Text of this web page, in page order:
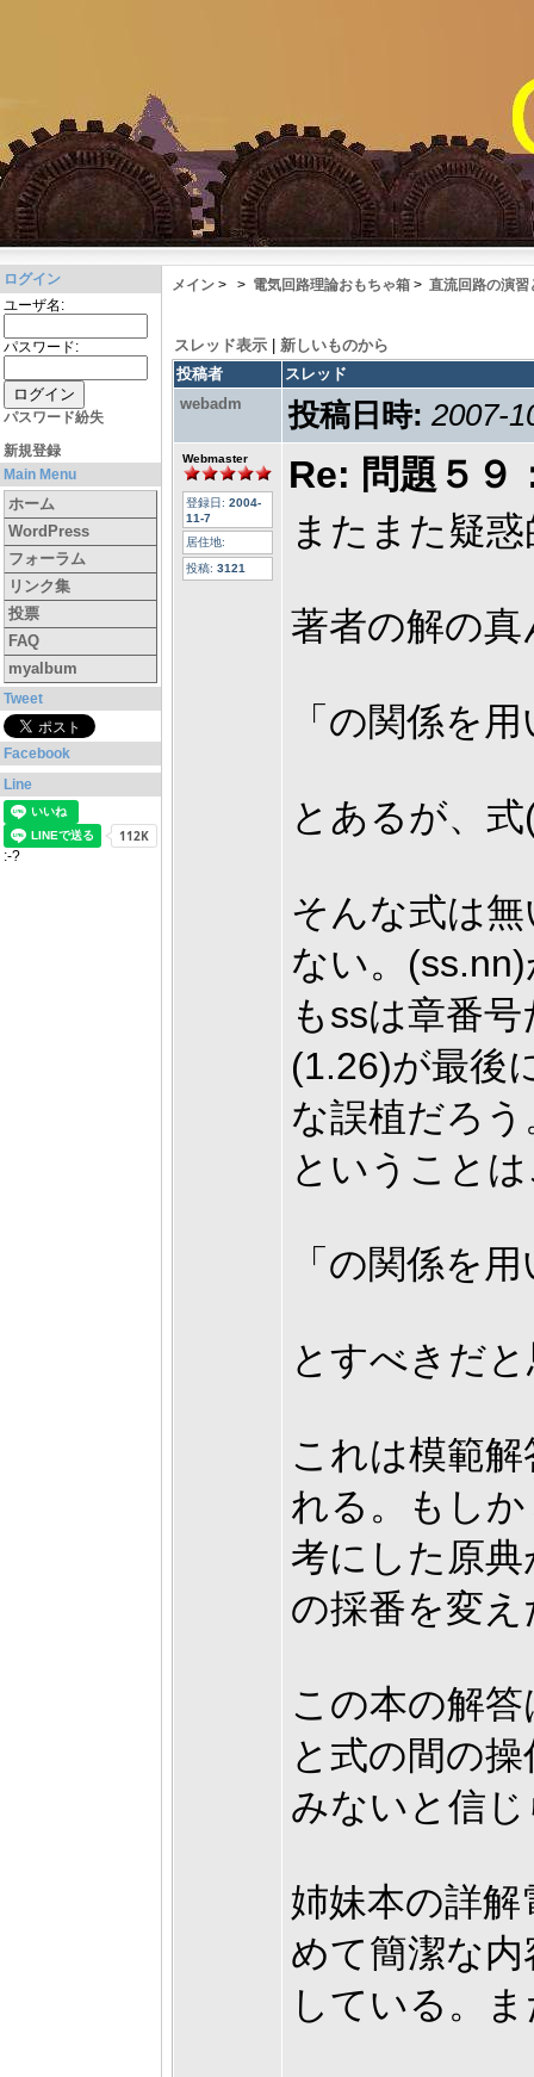
ログイン
ユーザ名:
パスワード:
パスワード紛失
新規登録
Main Menu
ホーム
WordPress
フォーラム
リンク集
投票
FAQ
myalbum
Tweet
Facebook
Line
:-?
メイン > > 電気回路理論おもちゃ箱 > 直流回路の演習
スレッド表示
新しいものから
投稿者
スレッド
webadm
投稿日時: 2007-
Webmaster
登録日: 2004-
11-7
居住地:
投稿: 3121
Re: 問題５９
またまた疑
著者の解の真
「の関係を
とあるが、
そんな式は
ない。
もssは章番
(1.26)が最後
な誤植だろ
ということ
「の関係を
とすべきだ
これは模範
れる。もし
考にした原
の採番を変
この本の解
と式の間の
みないと信
姉妹本の詳
めて簡潔な
している。